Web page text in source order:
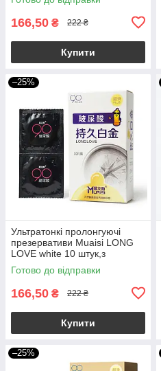
166,50 ₴ 222 ₴
Купити
–25%
Ультратонкі пролонгуючі
презервативи Muaisi LONG
LOVE white 10 штук,з
гіулороновою кислотою
Готово до відправки
166,50 ₴ 222 ₴
Купити
–25%